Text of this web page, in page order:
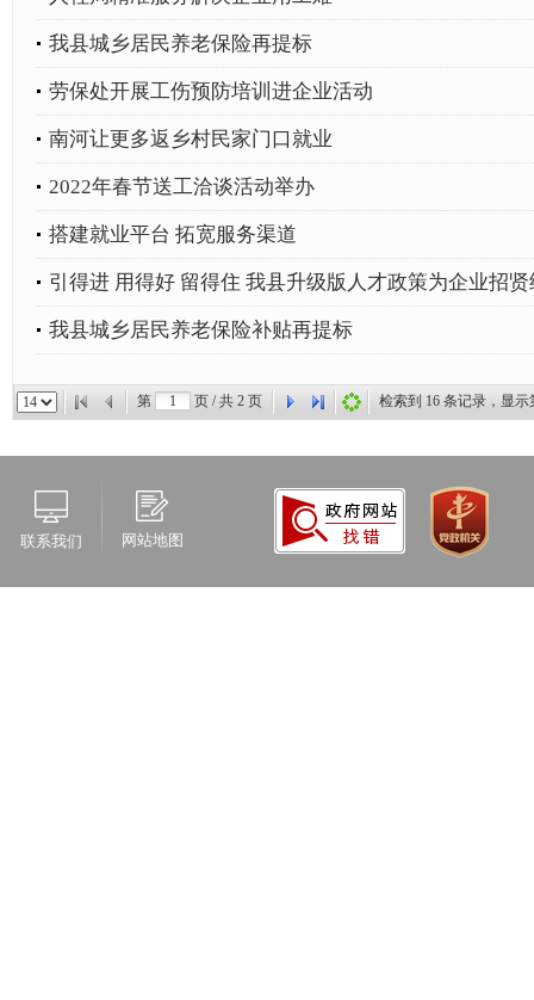
我县城乡居民养老保险再提标
劳保处开展工伤预防培训进企业活动
南河让更多返乡村民家门口就业
2022年春节送工洽谈活动举办
搭建就业平台 拓宽服务渠道
引得进 用得好 留得住 我县升级版人才政策为企业招贤
我县城乡居民养老保险补贴再提标
第 页 / 共 2 页 检索到 16 条记录，显
联系我们 网站地图